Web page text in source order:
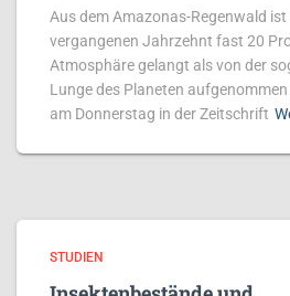
Aus dem Amazonas-Regenwald
vergangenen Jahrzehnt fast 20
Atmosphäre gelangt als von der
Lunge des Planeten
am Donnerstag in der Zeitschrift
STUDIEN